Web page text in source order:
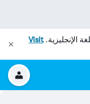
الإنجليزية.Visit